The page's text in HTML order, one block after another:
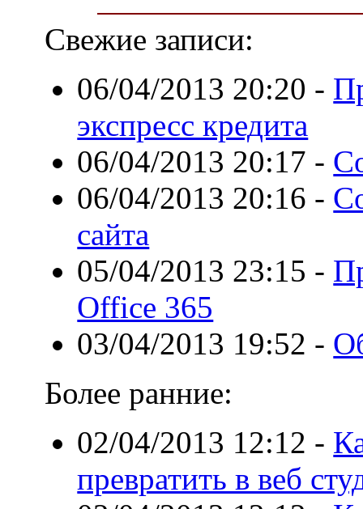
Свежие записи:
06/04/2013 20:20 -
экспресс кредита
06/04/2013 20:17 -
06/04/2013 20:16 -
сайта
05/04/2013 23:15 -
Office 365
03/04/2013 19:52 -
Более ранние:
02/04/2013 12:12 -
превратить в веб